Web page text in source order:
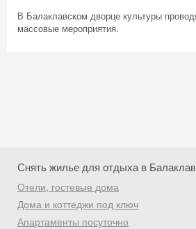
В Балаклавском дворце культуры
массовые мероприятия.
Снять жилье для отдыха в
Отели, гостевые дома
Дома и коттеджи под ключ
Апартаменты посуточно